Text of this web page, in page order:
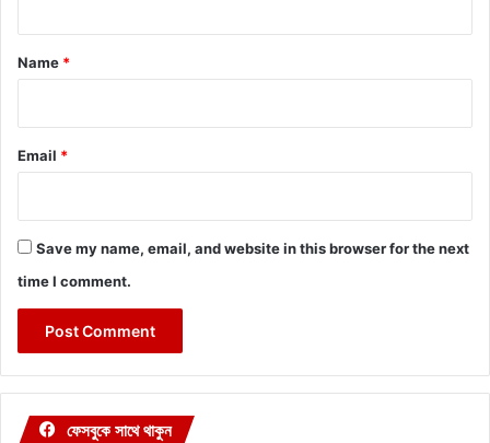
*
Name *
Email *
Save my name, email, and website in this browser for the next
time I comment.
ফেসবুকে সাথে থাকুন